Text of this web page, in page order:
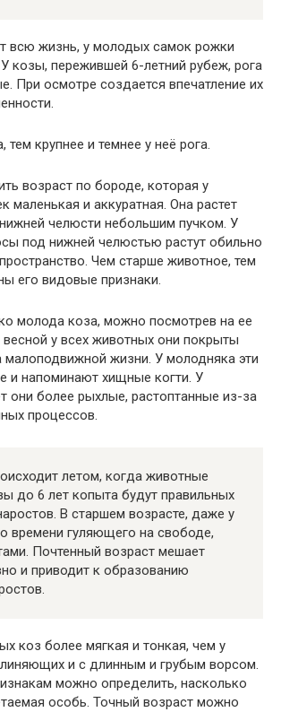
всю жизнь, у молодых самок рожки
козы, пережившей 6-летний рубеж, рога
При осмотре создается впечатление их
тем крупнее и темнее у неё рога.
возраст по бороде, которая у
маленькая и аккуратная. Она растет
челюсти небольшим пучком. У
под нижней челюстью растут обильно
Чем старше животное, тем
его видовые признаки.
молода коза, можно посмотрев на ее
у всех животных они покрыты
малоподвижной жизни. У молодняка эти
и напоминают хищные когти. У
они более рыхлые, растоптанные из-за
процессов.
летом, когда животные
до 6 лет копыта будут правильных
В старшем возрасте, даже у
времени гуляющего на свободе,
Почтенный возраст мешает
и приводит к образованию
коз более мягкая и тонкая, чем у
и с длинным и грубым ворсом.
можно определить, насколько
особь. Точный возраст можно